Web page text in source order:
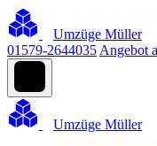
Umzüge Müller
01579-2644035 Angebot
Umzüge Müller